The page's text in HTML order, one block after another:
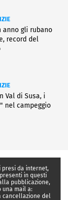
anno gli rubano
record del
Val di Susa, i
nel campeggio
presi da internet,
in questi
pubblicazione,
una mail a:
cancellazione del